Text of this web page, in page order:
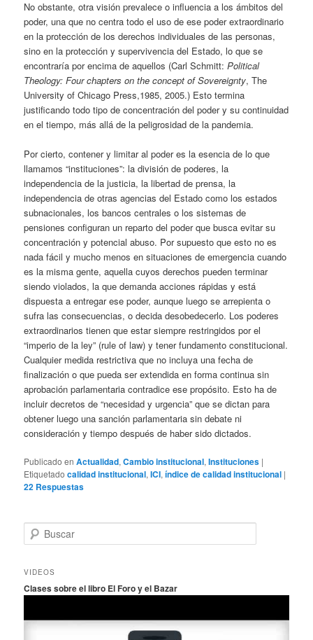
No obstante, otra visión prevalece o influencia a los ámbitos del
poder, una que no centra todo el uso de ese poder extraordinario
en la protección de los derechos individuales de las personas,
sino en la protección y supervivencia del Estado, lo que se
encontraría por encima de aquellos (Carl Schmitt:Political
Theology: Four chapters on the concept of Sovereignty, The
University of Chicago Press,1985, 2005.) Esto termina
justificando todo tipo de concentración del poder y su continuidad
en el tiempo, más allá de la peligrosidad de la pandemia.
Por cierto, contener y limitar al poder es la esencia de lo que
llamamos “instituciones”: la división de poderes, la
independencia de la justicia, la libertad de prensa, la
independencia de otras agencias del Estado como los estados
subnacionales, los bancos centrales o los sistemas de
pensiones configuran un reparto del poder que busca evitar su
concentración y potencial abuso. Por supuesto que esto no es
nada fácil y mucho menos en situaciones de emergencia cuando
es la misma gente, aquella cuyos derechos pueden terminar
siendo violados, la que demanda acciones rápidas y está
dispuesta a entregar ese poder, aunque luego se arrepienta o
sufra las consecuencias, o decida desobedecerlo. Los poderes
extraordinarios tienen que estar siempre restringidos por el
“imperio de la ley” (rule of law) y tener fundamento constitucional.
Cualquier medida restrictiva que no incluya una fecha de
finalización o que pueda ser extendida en forma continua sin
aprobación parlamentaria contradice ese propósito. Esto ha de
incluir decretos de “necesidad y urgencia” que se dictan para
obtener luego una sanción parlamentaria sin debate ni
consideración y tiempo después de haber sido dictados.
Publicado en Actualidad,Cambio institucional,Instituciones |
Etiquetado calidad institucional,ICI,índice de calidad institucional |
22 Respuestas
u
c
r
VIDEOS
Clases sobre el libro El Foro y el Bazar